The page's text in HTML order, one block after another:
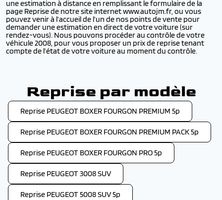
une estimation à distance en remplissant le formulaire de la
page Reprise de notre site internet www.autojm.fr, ou vous
pouvez venir à l’accueil de l’un de nos points de vente pour
demander une estimation en direct de votre voiture (sur
rendez-vous). Nous pouvons procéder au contrôle de votre
véhicule 2008, pour vous proposer un prix de reprise tenant
compte de l’état de votre voiture au moment du contrôle.
Reprise par modèle
Reprise PEUGEOT BOXER FOURGON PREMIUM 5p
Reprise PEUGEOT BOXER FOURGON PREMIUM PACK 5p
Reprise PEUGEOT BOXER FOURGON PRO 5p
Reprise PEUGEOT 3008 SUV
Reprise PEUGEOT 5008 SUV 5p